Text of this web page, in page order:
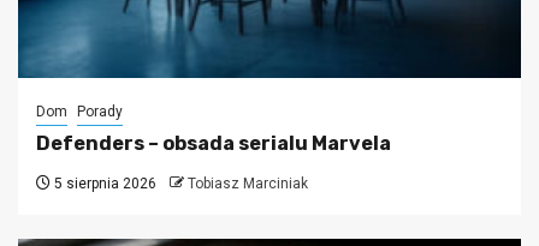
Dom Porady
Defenders – obsada serialu Marvela
5 sierpnia 2026 Tobiasz Marciniak